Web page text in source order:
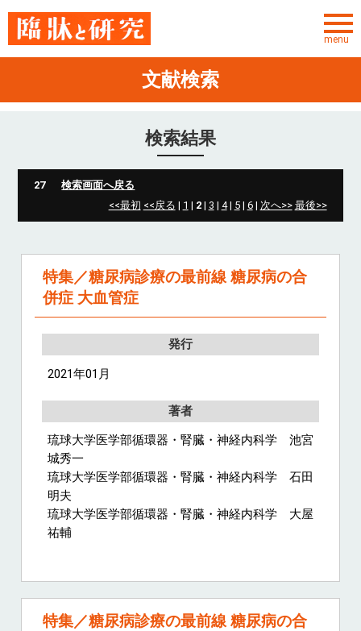
menu
TOP
サービス概要
転載許諾
文献検索
検索結果
27
検索画面へ戻る
<<最初 <<戻る | 1 | 2| 3 | 4| 5| 6| 次へ>> 最後>>
特集／糖尿病診療の最前線 糖尿病の合
併症 大血管症
発行
2021年01月
著者
琉球大学医学部循環器・腎臓・神経内科学 池宮
城秀一
琉球大学医学部循環器・腎臓・神経内科学 石田
明夫
琉球大学医学部循環器・腎臓・神経内科学 大屋
祐輔
特集／糖尿病診療の最前線 糖尿病の合